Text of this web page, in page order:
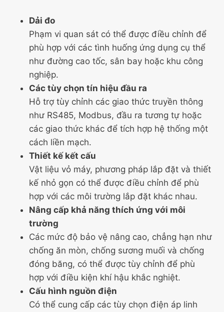
Dải đo
Phạm vi quan sát có thể được điều chỉnh để
phù hợp với các tình huống ứng dụng cụ thể
như đường cao tốc, sân bay hoặc khu công
nghiệp.
Các tùy chọn tín hiệu đầu ra
Hỗ trợ tùy chỉnh các giao thức truyền thông
như RS485, Modbus, đầu ra tương tự hoặc
các giao thức khác để tích hợp hệ thống một
cách liền mạch.
Thiết kế kết cấu
Vật liệu vỏ máy, phương pháp lắp đặt và thiết
kế nhỏ gọn có thể được điều chỉnh để phù
hợp với các môi trường lắp đặt khác nhau.
Nâng cấp khả năng thích ứng với môi
trường
Các mức độ bảo vệ nâng cao, chẳng hạn như
chống ăn mòn, chống sương muối và chống
đóng băng, có thể được tùy chỉnh để phù
hợp với điều kiện khí hậu khắc nghiệt.
Cấu hình nguồn điện
Có thể cung cấp các tùy chọn điện áp linh